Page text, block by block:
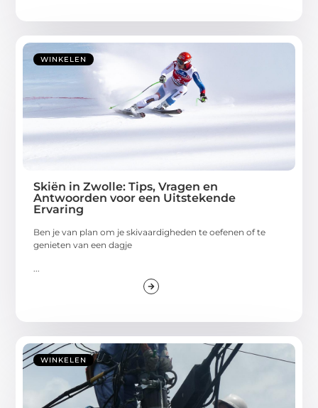
WINKELEN
Skiën in Zwolle: Tips, Vragen en
Antwoorden voor een Uitstekende
Ervaring
Ben je van plan om je skivaardigheden te oefenen of te
genieten van een dagje
WINKELEN